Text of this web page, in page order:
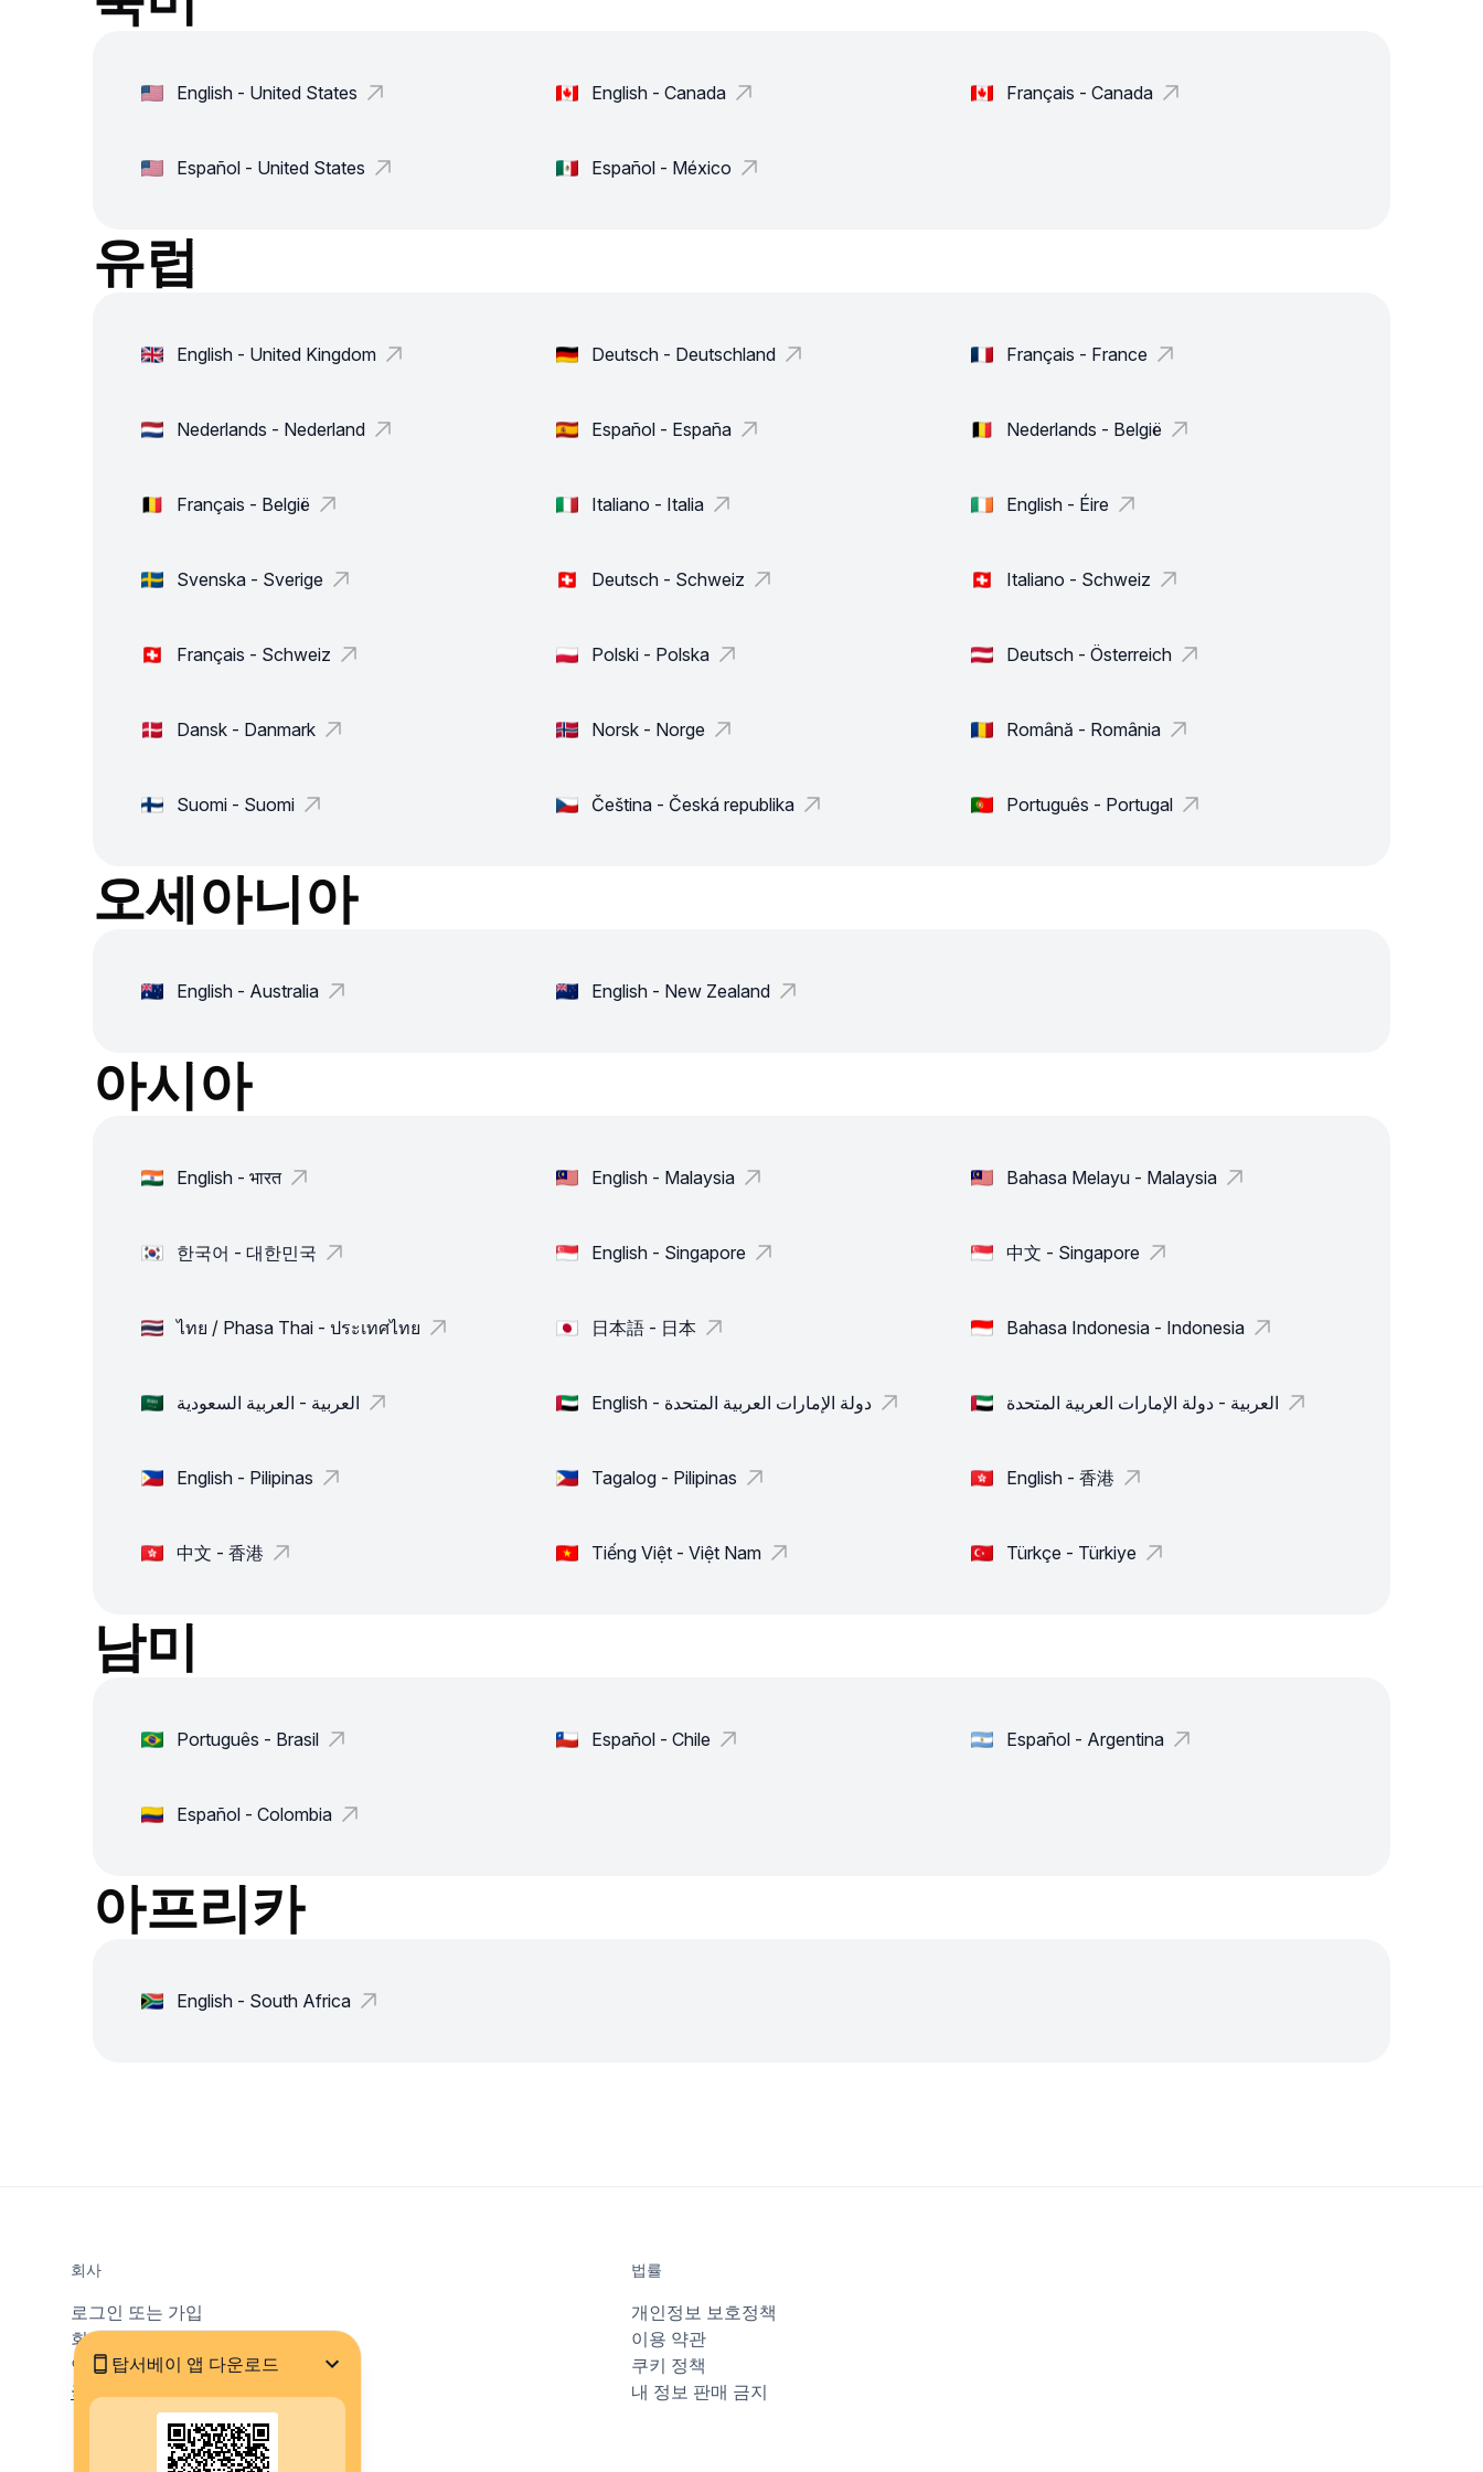
English - United States English - Canada Français - Canada
Español - United States Español - México
유럽
English - United Kingdom Deutsch - Deutschland Français - France
Nederlands - Nederland Español - España Nederlands - België
Français - België Italiano - Italia English - Éire
Svenska - Sverige Deutsch - Schweiz Italiano - Schweiz
Français - Schweiz Polski - Polska Deutsch - Österreich
Dansk - Danmark Norsk - Norge Română - România
Suomi - Suomi Čeština - Česká republika Português - Portugal
오세아니아
English - Australia English - New Zealand
아시아
English - भारत English - Malaysia Bahasa Melayu - Malaysia
한국어 - 대한민국 English - Singapore 中文 - Singapore
ไทย / Phasa Thai - ประเทศไทย 日本語 - 日本 Bahasa Indonesia - Indonesia
العربية - العربية السعودية English - دولة الإمارات العربية المتحدة العربية - دولة الإمارات العربية المتحدة
English - Pilipinas Tagalog - Pilipinas English - 香港
中文 - 香港 Tiếng Việt - Việt Nam Türkçe - Türkiye
남미
Português - Brasil Español - Chile Español - Argentina
Español - Colombia
아프리카
English - South Africa
회사
로그인 또는 가입
회사 소개
연락처
국가 및 언어
법률
개인정보 보호정책
이용 약관
쿠키 정책
내 정보 판매 금지
탑서베이 앱 다운로드